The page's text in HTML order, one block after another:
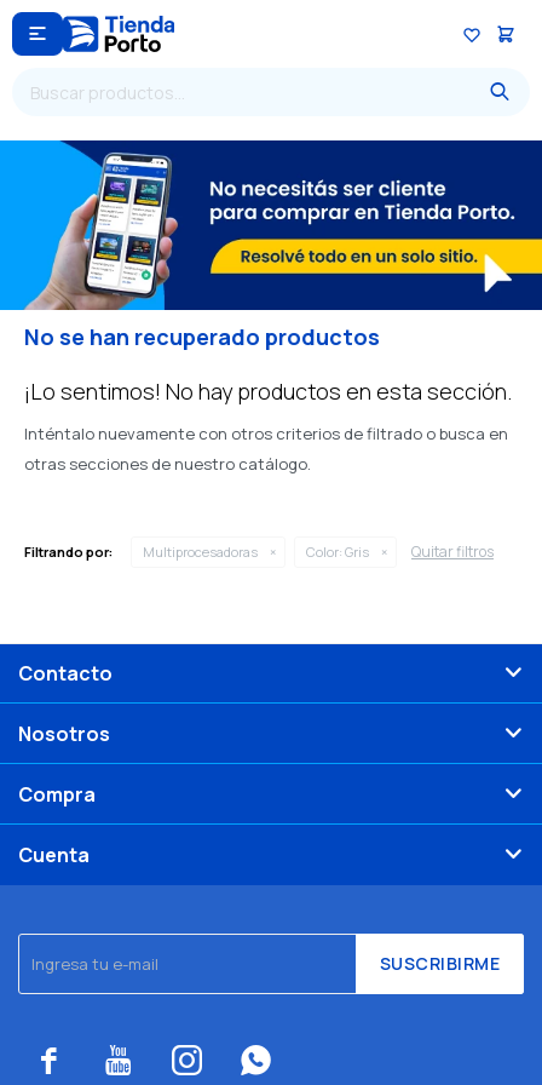

No se han recuperado productos
¡Lo sentimos! No hay productos en esta sección.
Inténtalo nuevamente con otros criterios de filtrado o busca en
otras secciones de nuestro catálogo.
Filtrando por: Multiprocesadoras Color: Gris Quitar filtros
SUSCRIBIRME
   
Contacto
Nosotros
Compra
Cuenta